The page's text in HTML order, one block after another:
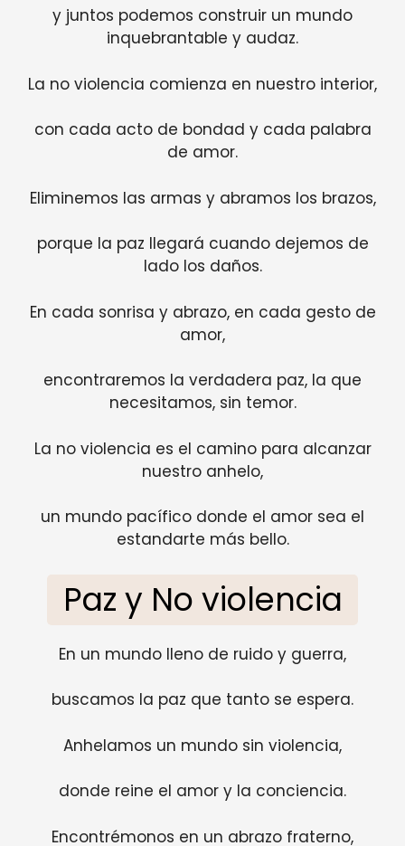
y juntos podemos construir un mundo
inquebrantable y audaz.
La no violencia comienza en nuestro interior,
con cada acto de bondad y cada palabra
de amor.
Eliminemos las armas y abramos los brazos,
porque la paz llegará cuando dejemos de
lado los daños.
En cada sonrisa y abrazo, en cada gesto de
amor,
encontraremos la verdadera paz, la que
necesitamos, sin temor.
La no violencia es el camino para alcanzar
nuestro anhelo,
un mundo pacífico donde el amor sea el
estandarte más bello.
Paz y No violencia
En un mundo lleno de ruido y guerra,
buscamos la paz que tanto se espera.
Anhelamos un mundo sin violencia,
donde reine el amor y la conciencia.
Encontrémonos en un abrazo fraterno,